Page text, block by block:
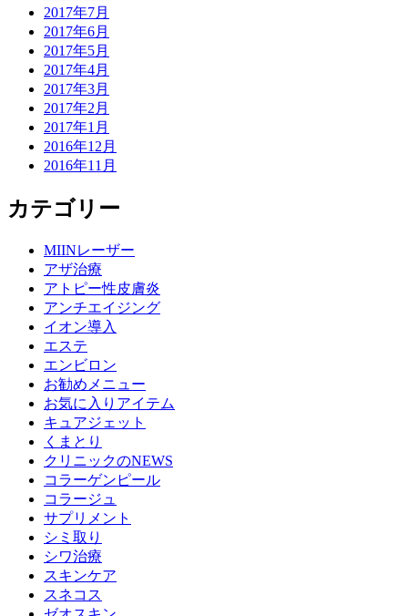
2017年7月
2017年6月
2017年5月
2017年4月
2017年3月
2017年2月
2017年1月
2016年12月
2016年11月
カテゴリー
MIINレーザー
アザ治療
アトピー性皮膚炎
アンチエイジング
イオン導入
エステ
エンビロン
お勧めメニュー
お気に入りアイテム
キュアジェット
くまとり
クリニックのNEWS
コラーゲンピール
コラージュ
サプリメント
シミ取り
シワ治療
スキンケア
スネコス